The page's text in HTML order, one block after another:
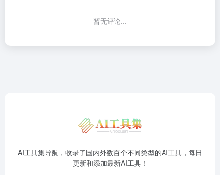
暂无评论...
AI工具集导航，收录了国内外数百个不同类型的AI工具，每日
更新和添加最新AI工具！